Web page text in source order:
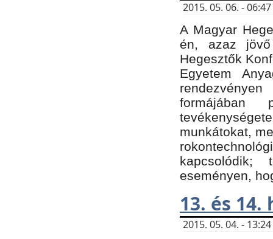
2015. 05. 06. -
A Magyar
én, azaz
Hegesztők
Egyetem
formájában
munkátokat,
eseményen,
13. és
2015. 05. 04. -